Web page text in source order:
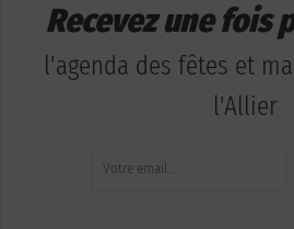
Recevez une fois
l'agenda des fêtes et
l'Allier